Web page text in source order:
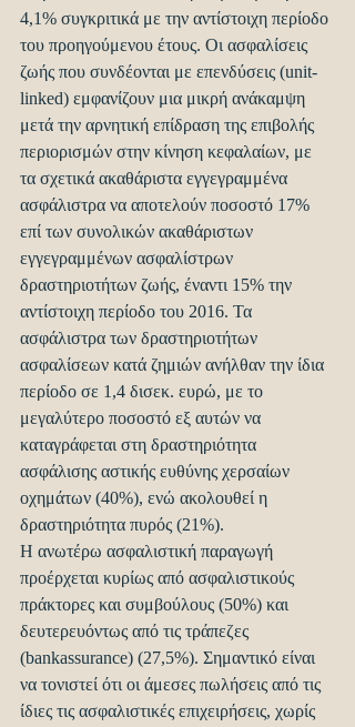
4,1% συγκριτικά με την αντίστοιχη περίοδο
του προηγούμενου έτους. Οι ασφαλίσεις
ζωής που συνδέονται με επενδύσεις (unit-
linked) εμφανίζουν μια μικρή ανάκαμψη
μετά την αρνητική επίδραση της επιβολής
περιορισμών στην κίνηση κεφαλαίων, με
τα σχετικά ακαθάριστα εγγεγραμμένα
ασφάλιστρα να αποτελούν ποσοστό 17%
επί των συνολικών ακαθάριστων
εγγεγραμμένων ασφαλίστρων
δραστηριοτήτων ζωής, έναντι 15% την
αντίστοιχη περίοδο του 2016. Τα
ασφάλιστρα των δραστηριοτήτων
ασφαλίσεων κατά ζημιών ανήλθαν την ίδια
περίοδο σε 1,4 δισεκ. ευρώ, με το
μεγαλύτερο ποσοστό εξ αυτών να
καταγράφεται στη δραστηριότητα
ασφάλισης αστικής ευθύνης χερσαίων
οχημάτων (40%), ενώ ακολουθεί η
δραστηριότητα πυρός (21%).
Η ανωτέρω ασφαλιστική παραγωγή
προέρχεται κυρίως από ασφαλιστικούς
πράκτορες και συμβούλους (50%) και
δευτερευόντως από τις τράπεζες
(bankassurance) (27,5%). Σημαντικό είναι
να τονιστεί ότι οι άμεσες πωλήσεις από τις
ίδιες τις ασφαλιστικές επιχειρήσεις, χωρίς